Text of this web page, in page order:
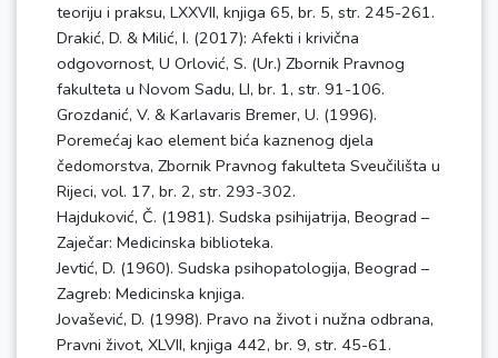
teoriju i praksu, LXXVII, knjiga 65, br. 5, str. 245-261.
Drakić, D. & Milić, I. (2017): Afekti i krivična
odgovornost, U Orlović, S. (Ur.) Zbornik Pravnog
fakulteta u Novom Sadu, LI, br. 1, str. 91-106.
Grozdanić, V. & Karlavaris Bremer, U. (1996).
Poremećaj kao element bića kaznenog djela
čedomorstva, Zbornik Pravnog fakulteta Sveučilišta u
Rijeci, vol. 17, br. 2, str. 293-302.
Hajduković, Č. (1981). Sudska psihijatrija, Beograd –
Zaječar: Medicinska biblioteka.
Jevtić, D. (1960). Sudska psihopatologija, Beograd –
Zagreb: Medicinska knjiga.
Jovašević, D. (1998). Pravo na život i nužna odbrana,
Pravni život, XLVII, knjiga 442, br. 9, str. 45-61.